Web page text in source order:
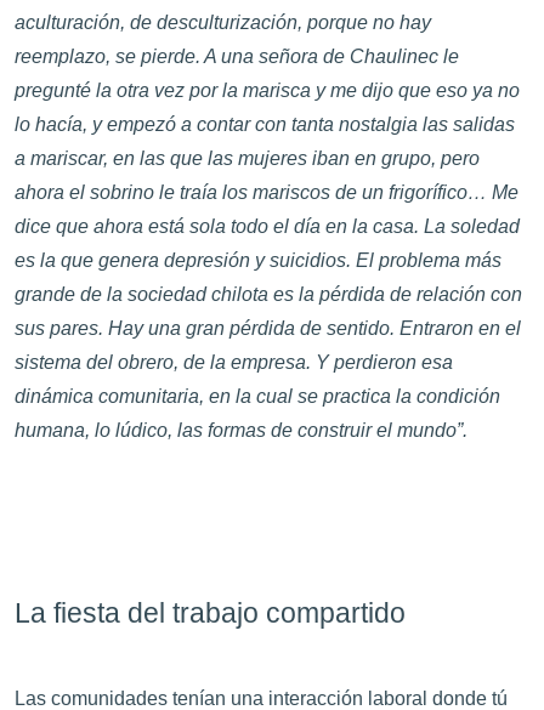
aculturación, de desculturización, porque no hay
reemplazo, se pierde. A una señora de Chaulinec le
pregunté la otra vez por la marisca y me dijo que eso ya no
lo hacía, y empezó a contar con tanta nostalgia las salidas
a mariscar, en las que las mujeres iban en grupo, pero
ahora el sobrino le traía los mariscos de un frigorífico… Me
dice que ahora está sola todo el día en la casa. La soledad
es la que genera depresión y suicidios. El problema más
grande de la sociedad chilota es la pérdida de relación con
sus pares. Hay una gran pérdida de sentido. Entraron en el
sistema del obrero, de la empresa. Y perdieron esa
dinámica comunitaria, en la cual se practica la condición
humana, lo lúdico, las formas de construir el mundo”.
La fiesta del trabajo compartido
Las comunidades tenían una interacción laboral donde tú